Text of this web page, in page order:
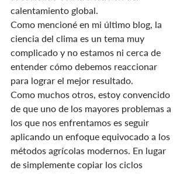
calentamiento global.
Como mencioné en mi último blog, la
ciencia del clima es un tema muy
complicado y no estamos ni cerca de
entender cómo debemos reaccionar
para lograr el mejor resultado.
Como muchos otros, estoy convencido
de que uno de los mayores problemas a
los que nos enfrentamos es seguir
aplicando un enfoque equivocado a los
métodos agrícolas modernos. En lugar
de simplemente copiar los ciclos